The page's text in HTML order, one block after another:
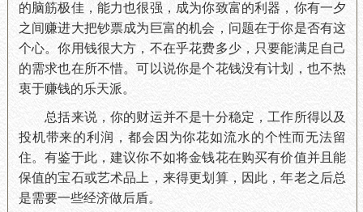
的脑筋极佳，能力也很强，成为你致富的利器，你有一夕
之间赚进大把钞票成为巨富的机会，问题在于你是否有这
个心。你用钱很大方，不在乎花费多少，只要能满足自己
的需求也在所不惜。可以说你是个花钱没有计划，也不热
衷于赚钱的乐天派。
总括来说，你的财运并不是十分稳定，工作所得以及
投机带来的利润，都会因为你花如流水的个性而无法留
住。有鉴于此，建议你不如将金钱花在购买有价值并且能
保值的宝石或艺术品上，来得更划算，因此，年老之后总
是需要一些经济做后盾。